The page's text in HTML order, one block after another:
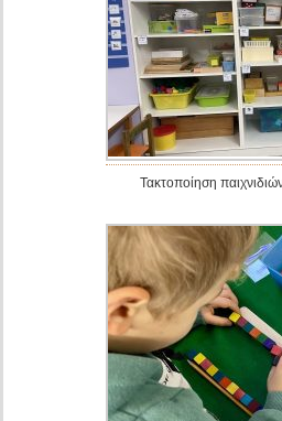
Τακτοποίηση